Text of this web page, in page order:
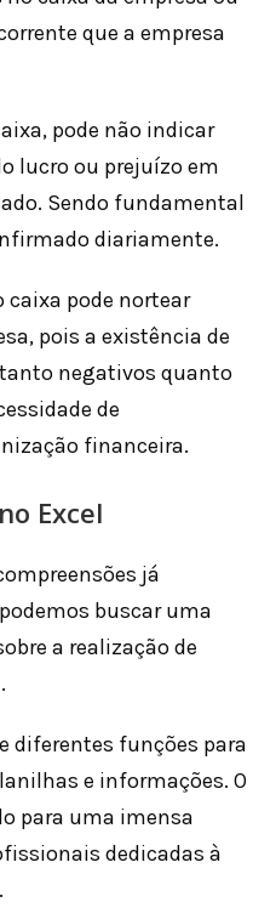
que a empresa
pode não indicar
lucro ou prejuízo em
Sendo fundamental
diariamente.
caixa pode nortear
pois a existência de
negativos quanto
de
financeira.
Excel
já
buscar uma
a realização de
diferentes funções para
e informações. O
para uma imensa
dedicadas à